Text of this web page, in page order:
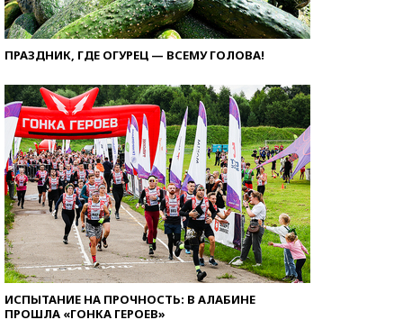
ПРАЗДНИК, ГДЕ ОГУРЕЦ — ВСЕМУ ГОЛОВА!
ИСПЫТАНИЕ НА ПРОЧНОСТЬ: В АЛАБИНЕ
ПРОШЛА «ГОНКА ГЕРОЕВ»